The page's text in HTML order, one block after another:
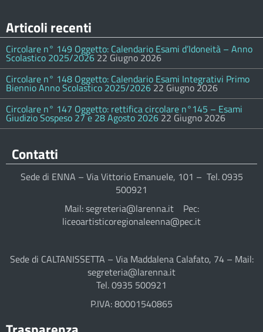
Articoli recenti
Circolare n° 149 Oggetto: Calendario Esami d’Idoneità – Anno
Scolastico 2025/2026 22 Giugno 2026
Circolare n° 148 Oggetto: Calendario Esami Integrativi Primo
Biennio Anno Scolastico 2025/2026 22 Giugno 2026
Circolare n° 147 Oggetto: rettifica circolare n°145 – Esami
Giudizio Sospeso 27 e 28 Agosto 2026 22 Giugno 2026
Contatti
Sede di ENNA – Via Vittorio Emanuele, 101 – Tel. 0935
500921
Mail: segreteria@larenna.it Pec:
liceoartisticoregionaleenna@pec.it
Sede di CALTANISSETTA – Via Maddalena Calafato, 74 – Mail:
segreteria@larenna.it
Tel. 0935 500921
P.IVA: 80001540865